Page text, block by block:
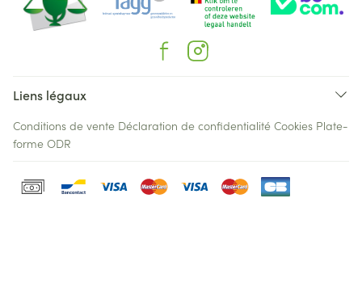
Liens légaux
Conditions de vente Déclaration de confidentialité Cookies Plate-
forme ODR